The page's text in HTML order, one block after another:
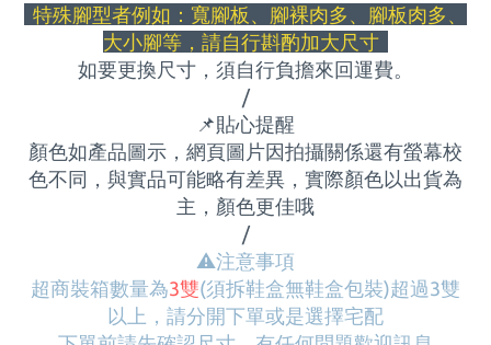
特殊腳型者例如：寬腳板、腳裸肉多、腳板肉多、
大小腳等，請自行斟酌加大尺寸
如要更換尺寸，須自行負擔來回運費。
/
📌貼心提醒
顏色如產品圖示，網頁圖片因拍攝關係還有螢幕校
色不同，與實品可能略有差異，實際顏色以出貨為
主，顏色更佳哦
/
⚠️注意事項
超商裝箱數量為3雙(須拆鞋盒無鞋盒包裝)超過3雙
以上，請分開下單或是選擇宅配